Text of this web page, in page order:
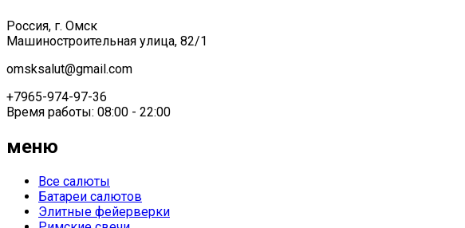
Россия, г. Омск
Машиностроительная улица, 82/1
omsksalut@gmail.com
+7965-974-97-36
Время работы: 08:00 - 22:00
меню
Все салюты
Батареи салютов
Элитные фейерверки